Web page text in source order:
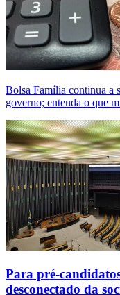
Bolsa Família continua a
governo; entenda o que
Para pré-
desconectado da